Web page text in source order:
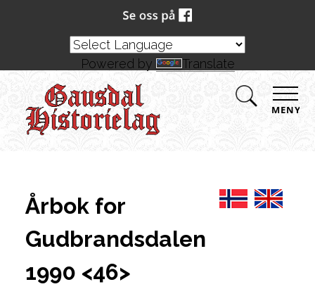
MENY
Årbok for
Gudbrandsdalen
1990 <46>
Powered by Translate